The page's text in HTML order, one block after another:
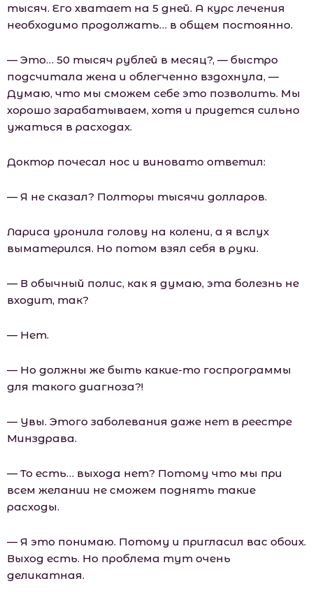
тысяч. Его хватает на 5 дней. А курс лечения
необходимо продолжать… в общем постоянно.
— Это… 50 тысяч рублей в месяц?, — быстро
подсчитала жена и облегченно вздохнула, —
Думаю, что мы сможем себе это позволить. Мы
хорошо зарабатываем, хотя и придется сильно
ужаться в расходах.
Доктор почесал нос и виновато ответил:
— Я не сказал? Полторы тысячи долларов.
Лариса уронила голову на колени, а я вслух
выматерился. Но потом взял себя в руки.
— В обычный полис, как я думаю, эта болезнь не
входит, так?
— Нет.
— Но должны же быть какие-то госпрограммы
для такого диагноза?!
— Увы. Этого заболевания даже нет в реестре
Минздрава.
— То есть… выхода нет? Потому что мы при
всем желании не сможем поднять такие
расходы.
— Я это понимаю. Потому и пригласил вас обоих.
Выход есть. Но проблема тут очень
деликатная.